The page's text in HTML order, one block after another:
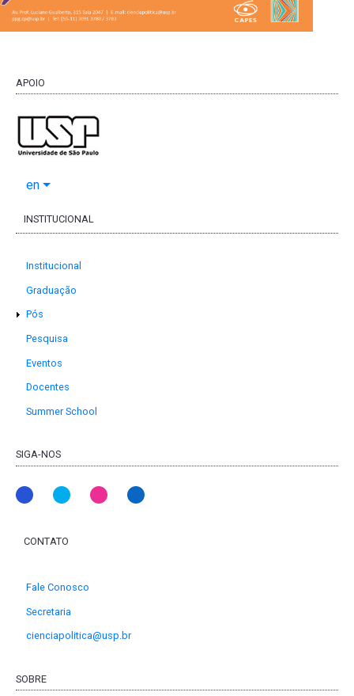
APOIO
en
INSTITUCIONAL
Institucional
Graduação
Pós
Pesquisa
Eventos
Docentes
Summer School
SIGA-NOS
CONTATO
Fale Conosco
Secretaria
cienciapolitica@usp.br
SOBRE